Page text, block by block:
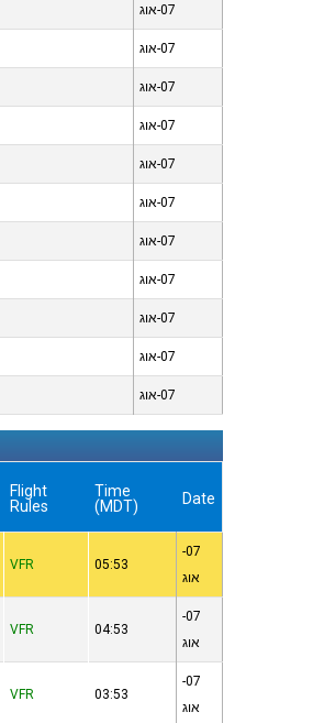
07-אוג
07-אוג
07-אוג
07-אוג
07-אוג
07-אוג
07-אוג
07-אוג
07-אוג
07-אוג
07-אוג
Date
Time
(MDT)
Flight
Rules
07-
אוג
05:53
VFR
07-
אוג
04:53
VFR
07-
אוג
03:53
VFR